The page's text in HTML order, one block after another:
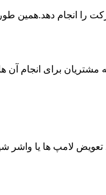
را انجام دهد.همین طور
برای انجام
لامپ ها یا واشر